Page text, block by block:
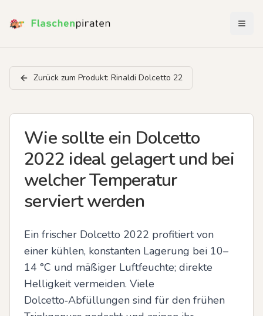
Zurück zum Produkt: Rinaldi Dolcetto 22
Wie sollte ein Dolcetto
2022 ideal gelagert und bei
welcher Temperatur
serviert werden
Ein frischer Dolcetto 2022 profitiert von
einer kühlen, konstanten Lagerung bei 10–
14 °C und mäßiger Luftfeuchte; direkte
Helligkeit vermeiden. Viele
Dolcetto‑Abfüllungen sind für den frühen